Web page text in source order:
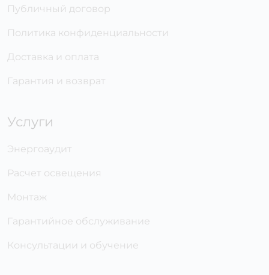
Публичный договор
Политика конфиденциальности
Доставка и оплата
Гарантия и возврат
Услуги
Энергоаудит
Расчет освещения
Монтаж
Гарантийное обслуживание
Консультации и обучение